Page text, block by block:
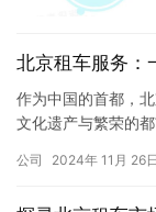
北京租车服务：
作为中国的首都，
文化遗产与繁荣的
方案，让您的出行
公司 2024年 11月 26日